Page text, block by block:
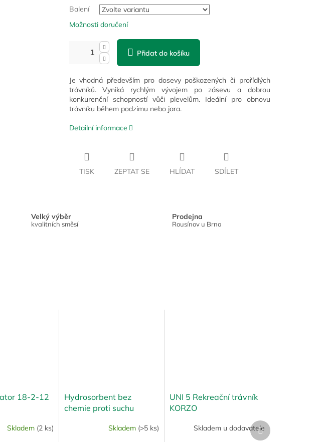
Balení
Možnosti doručení
Přidat do košíku
Je vhodná především pro dosevy poškozených či prořídlých
trávníků. Vyniká rychlým vývojem po zásevu a dobrou
konkurenční schopností vůči plevelům. Ideální pro obnovu
trávníku během podzimu nebo jara.
Detailní informace
TISK ZEPTAT SE HLÍDAT SDÍLET
Velký výběr
kvalitních směsí
Prodejna
Rousínov u Brna
18-2-12
Skladem (2 ks)
Hydrosorbent bez
chemie proti suchu
Skladem (>5 ks)
UNI 5 Rekreační trávník
KORZO
Skladem u dodavateleDalší
produkt